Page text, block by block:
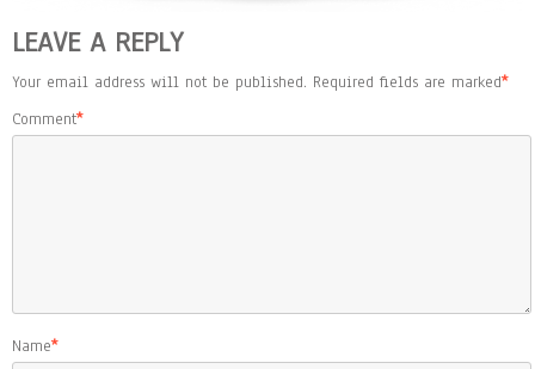
LEAVE A REPLY
Your email address will not be published. Required fields are marked*
Comment*
Name*